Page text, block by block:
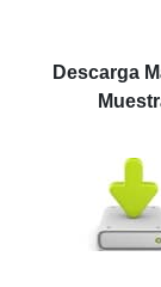
Descarga